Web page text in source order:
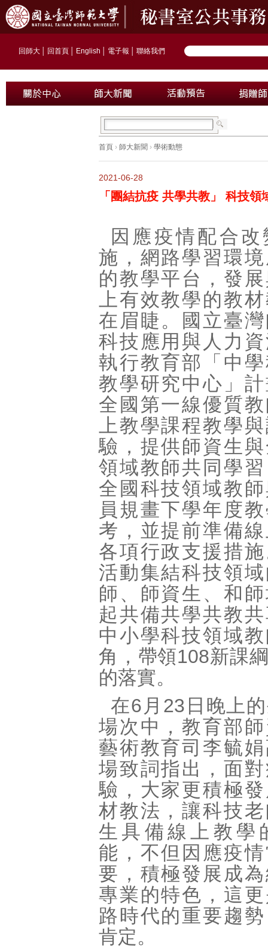
回師大 回首頁 English 電子報 聯絡我們
首頁 › 師大新聞 › 學術動態
2021-06-28
「團結抗疫 共學共教」 科技
因應疫情配合改
施，網路學習環
的教學平台，發
上有效教學的教
在眉睫。國立臺
科技應用與人力
執行教育部「中
教學研究中心」
全國第一線優質
上教學課程教學
驗，提供師資生
領域教師共同學
全國科技領域教
員規畫下學年度
考，並提前準備
各項行政支援措
活動集結科技領
師、師資生、和
起共備共學共教
中小學科技領域
角，帶領108新課
的落實。
在6月23日晚上
場次中，教育部
藝術教育司李毓
場致詞指出，面
驗，大家更積極
材教法，讓科技
生具備線上教學
能，不但因應疫
要，積極發展成
專業的特色，這
路時代的重要趨
肯定。